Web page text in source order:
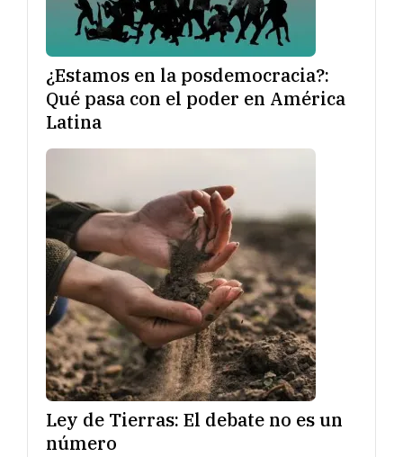
¿Estamos en la posdemocracia?:
Qué pasa con el poder en América
Latina
Ley de Tierras: El debate no es un
número